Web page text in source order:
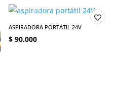
ASPIRADORA PORTÁTIL 24V
$ 90.000